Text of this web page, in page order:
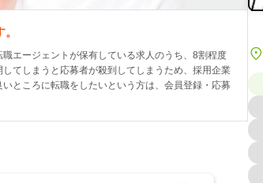
エージェントが保有している求人のうち、8割程度
てしまうと応募者が殺到してしまうため、採用企業
ところに転職をしたいという方は、会員登録・応募